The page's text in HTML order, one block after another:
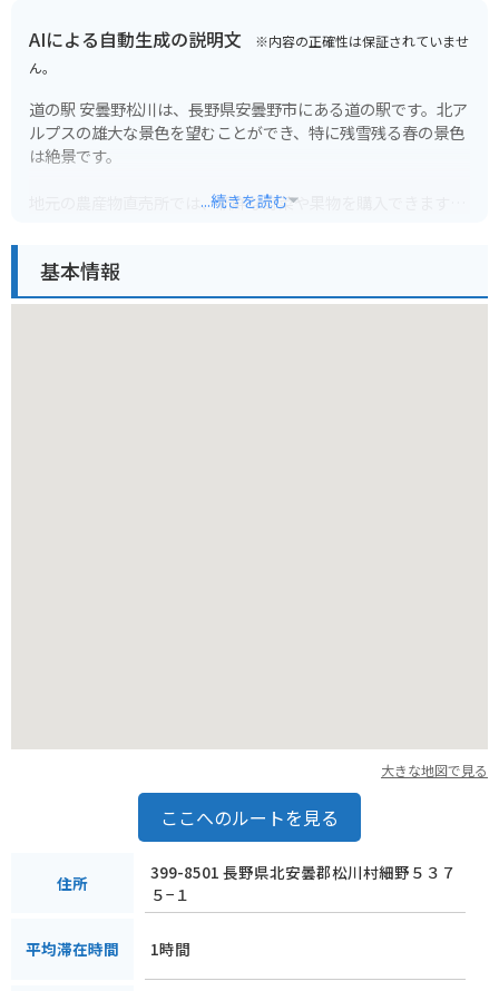
AIによる自動生成の説明文 ※内容の正確性は保証されていませ
ん。
道の駅 安曇野松川は、長野県安曇野市にある道の駅です。北ア
ルプスの雄大な景色を望むことができ、特に残雪残る春の景色
は絶景です。
地元の農産物直売所では、新鮮な野菜や果物を購入できます。
楽しむことができます。おすすめは、信州サーモンを使った丼
ぶりや、安曇野産のそばを使ったそば料理です。
...続きを読む
基本情報
大きな地図で見る
ここへのルートを見る
住所
399-8501 長野県北安曇郡松川村細野５３７
５−１
平均滞在時間 1時間